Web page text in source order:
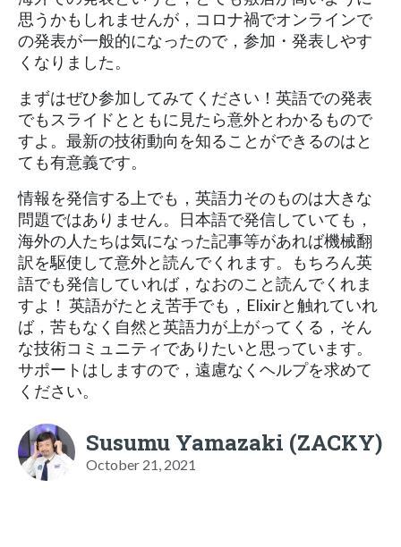
思うかもしれませんが，コロナ禍でオンラインで
の発表が一般的になったので，参加・発表しやす
くなりました。
まずはぜひ参加してみてください！英語での発表
でもスライドとともに見たら意外とわかるもので
すよ。最新の技術動向を知ることができるのはと
ても有意義です。
情報を発信する上でも，英語力そのものは大きな
問題ではありません。日本語で発信していても，
海外の人たちは気になった記事等があれば機械翻
訳を駆使して意外と読んでくれます。もちろん英
語でも発信していれば，なおのこと読んでくれま
すよ！ 英語がたとえ苦手でも，Elixirと触れていれ
ば，苦もなく自然と英語力が上がってくる，そん
な技術コミュニティでありたいと思っています。
サポートはしますので，遠慮なくヘルプを求めて
ください。
Susumu Yamazaki (ZACKY)
October 21, 2021